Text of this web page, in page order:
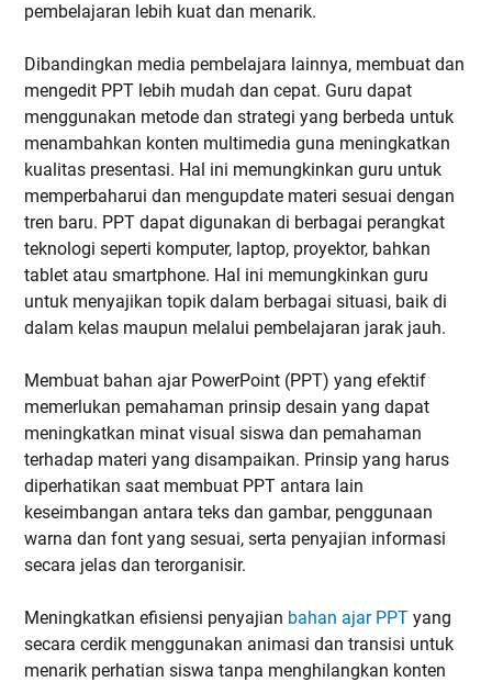
pembelajaran lebih kuat dan menarik.
Dibandingkan media pembelajara lainnya, membuat dan
mengedit PPT lebih mudah dan cepat. Guru dapat
menggunakan metode dan strategi yang berbeda untuk
menambahkan konten multimedia guna meningkatkan
kualitas presentasi. Hal ini memungkinkan guru untuk
memperbaharui dan mengupdate materi sesuai dengan
tren baru. PPT dapat digunakan di berbagai perangkat
teknologi seperti komputer, laptop, proyektor, bahkan
tablet atau smartphone. Hal ini memungkinkan guru
untuk menyajikan topik dalam berbagai situasi, baik di
dalam kelas maupun melalui pembelajaran jarak jauh.
Membuat bahan ajar PowerPoint (PPT) yang efektif
memerlukan pemahaman prinsip desain yang dapat
meningkatkan minat visual siswa dan pemahaman
terhadap materi yang disampaikan. Prinsip yang harus
diperhatikan saat membuat PPT antara lain
keseimbangan antara teks dan gambar, penggunaan
warna dan font yang sesuai, serta penyajian informasi
secara jelas dan terorganisir.
Meningkatkan efisiensi penyajian bahan ajar PPT yang
secara cerdik menggunakan animasi dan transisi untuk
menarik perhatian siswa tanpa menghilangkan konten